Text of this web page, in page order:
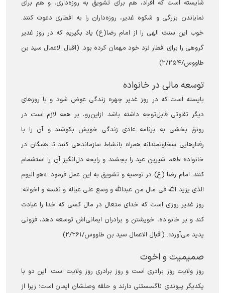
شایسته است که افراد، هم برای تشویق به روزه‌داری، و هم برای
نمایاندن بزرگی و شکوه غدیر، روزه‌داران را به افطاری دعوت کنند.
خوب این سنت الهی را از امام رضا(ع) یاد بگیریم که در روز غدیر
گروهی را برای افطار نزد خود مهمان کرده بود. (اقبال الاعمال سید بن
طاووس/۲/۲۵۴)
توسعه مالی در خانواده
بایسته است که در روز غدیر چهره زندگی عوض شود و با روزهای
دیگر تفاوتی قابل‌توجه داشته باشد. ازاین‌رو، بر همه لازم است در
رونق بخشی به برنامه عادی زندگی خویش بکوشند و آن را با
رفتارهایی سخاوتمندانه همراه بانشاط سازماندهی کنند تا همگان در
خانواده طعم شیرین عید را بچشند و رایحه دل‌انگیز آن را استشمام
کنند. امام رضا (ع) در توصیه و تشویق به این عمل فرمود: «هو الیوم
الذی یزید الله فی مال من عبدالله و وسع علی عیاله و نفسه و اخوانه؛
روز غدیر روزی است که خدای متعال در مال کسی که خدا را عبادت
کند و بر خانواده، خویشتن و برادران ایمانی‌اش توسعه دهد، فزونی
پدید می‌آورد». (اقبال الاعمال سید بن طاووس/۲/۲۶۱)
صمیمیت و اخوت
روز ولایت روز برادری است و روز برادری روز ولایت است؛ این دو با
یکدیگر پیوندی ناگسستنی دارند و حلقه وصلشان ایمان است؛ زیرا از